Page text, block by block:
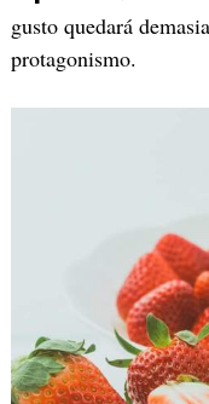
gusto quedará
protagonismo.